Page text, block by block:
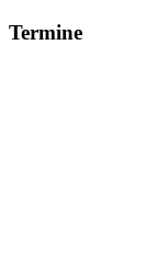
Termine